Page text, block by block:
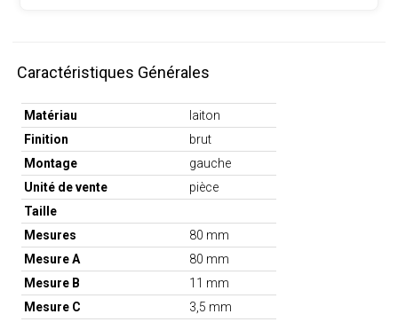
Caractéristiques Générales
Matériau
laiton
Finition
brut
Montage
gauche
Unité de vente
pièce
Taille
Mesures
80 mm
Mesure A
80 mm
Mesure B
11 mm
Mesure C
3,5 mm